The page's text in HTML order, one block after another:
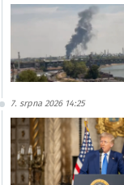
7. srpna 2026 14:25